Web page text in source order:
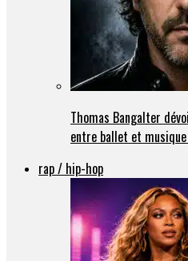
Thomas Bangalter
entre ballet et
rap / hip-hop